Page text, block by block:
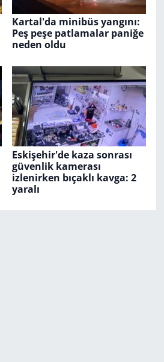
Kartal'da minibüs yangını:
Peş peşe patlamalar paniğe
neden oldu
Eskişehir'de kaza sonrası
güvenlik kamerası
izlenirken bıçaklı kavga: 2
yaralı